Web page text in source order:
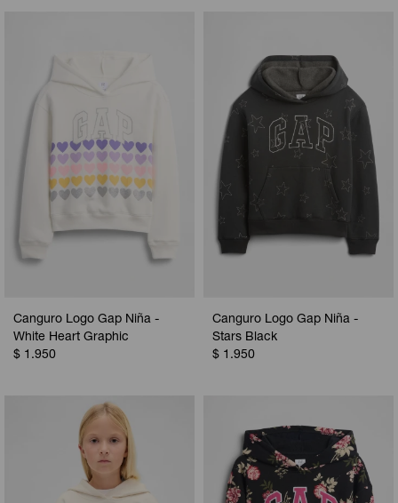
Canguro Logo Gap Niña -
White Heart Graphic
$ 1.950
Canguro Logo Gap Niña -
Stars Black
$ 1.950